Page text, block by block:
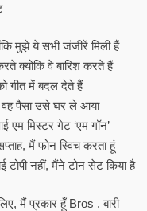
मुझे ये सभी जंजीरें मिली हैं
क्योंकि वे बारिश करते हैं
गीत में बदल देते हैं
वह पैसा उसे घर ले आया
मिस्टर गेट ‘एम गॉन’
मैं फोन स्विच करता हूं
नहीं, मैंने टोन सेट किया है
मैं प्रकार हूँ Bros . बारी